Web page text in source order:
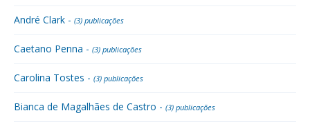
André Clark - (3) publicações
Caetano Penna - (3) publicações
Carolina Tostes - (3) publicações
Bianca de Magalhães de Castro - (3) publicações